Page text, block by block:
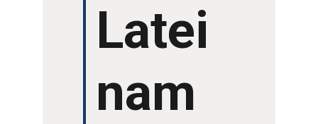
AUSSTELLER
ARCHIV
VERANSTALTUNGE
Latei
nam